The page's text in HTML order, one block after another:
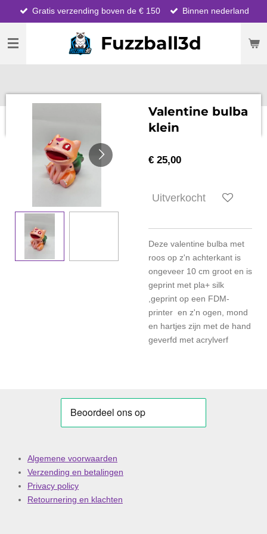
direct
naar
hoofdinhoud
Fuzzball3d
Gratis verzending boven de € 150 Binnen nederland
Valentine bulba
klein
€ 25,00
Uitverkocht
Deze valentine bulba met
roos op z'n achterkant is
ongeveer 10 cm groot en is
geprint met pla+ silk
,geprint op een FDM-
printer en z'n ogen, mond
en hartjes zijn met de hand
geverfd met acrylverf
Algemene voorwaarden
Verzending en betalingen
Privacy policy
Retournering en klachten